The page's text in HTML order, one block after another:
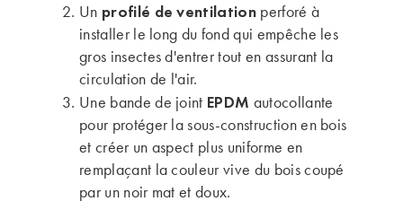
Un profilé de ventilation perforé à
installer le long du fond qui empêche les
gros insectes d'entrer tout en assurant la
circulation de l'air.
Une bande de joint EPDM autocollante
pour protéger la sous-construction en bois
et créer un aspect plus uniforme en
remplaçant la couleur vive du bois coupé
par un noir mat et doux.